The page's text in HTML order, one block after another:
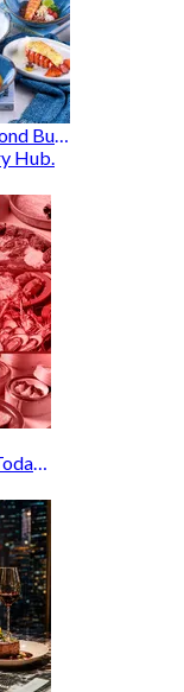
Hub.
With exclusive fixed-price tiers package Today - 31 Aug